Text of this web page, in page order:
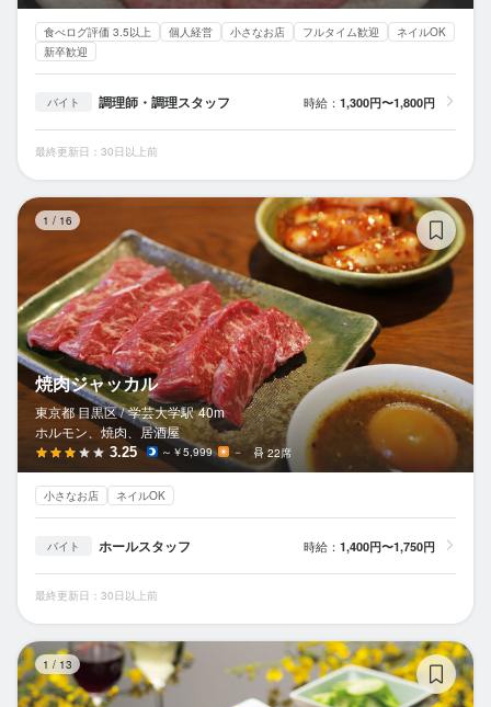
食べログ評価 3.5以上 個人経営 小さなお店 フルタイム歓迎
ネイルOK
新卒歓迎
バイト 調理師・調理スタッフ 時給： 1,300円〜1,800円
最終更新日：30日以上前
1 / 16
焼肉ジャッカル
東京都 目黒区 / 学芸大学駅 40m
ホルモン、焼肉、居酒屋
3.25 ～￥5,999 － 22席
小さなお店 ネイルOK
バイト ホールスタッフ 時給： 1,400円〜1,750円
最終更新日：30日以上前
1 / 13